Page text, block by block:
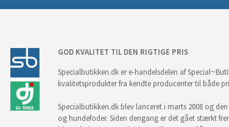
GOD KVALITET TIL DEN RIGTIGE PRIS
Specialbutikken.dk er e-handelsdelen af
kvalitetsprodukter fra kendte producenter til både
Specialbutikken.dk blev lanceret i marts 2008 og
og hundefoder. Siden dengang er det gået stærkt